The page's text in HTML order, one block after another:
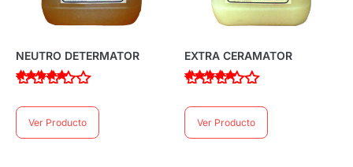
NEUTRO DETERMATOR
de 5
Ver Producto
EXTRA CERAMATOR
de 5
Ver Producto